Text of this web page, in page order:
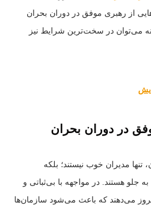
از رهبری موفق در دوران بحران
می‌توان در سخت‌ترین شرایط نیز
در دوران بحران
مدیران خوب نیستند؛ بلکه
جلو هستند. در مواجهه با بی‌ثباتی و
می‌دهند که باعث می‌شود سازمان‌ها